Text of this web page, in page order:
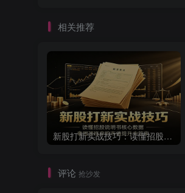
相关推荐
新股打新实战技巧：读懂招股说明书核心数据，拿捏顶格申购市值提升中签率
评论 抢沙发